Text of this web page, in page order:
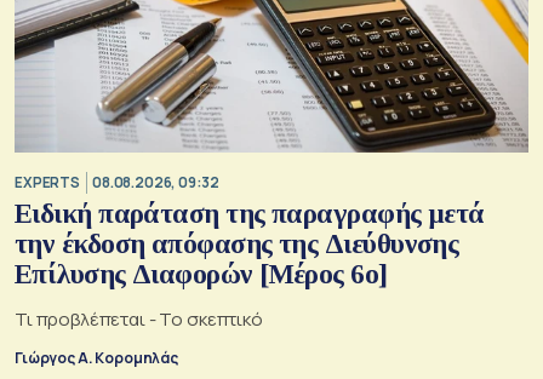
EXPERTS 08.08.2026, 09:32
Ειδική παράταση της παραγραφής μετά
την έκδοση απόφασης της Διεύθυνσης
Επίλυσης Διαφορών [Μέρος 6ο]
Τι προβλέπεται - Το σκεπτικό
Γιώργος Α. Κορομηλάς